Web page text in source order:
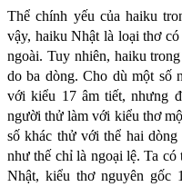
Thể chính yếu của haiku
vậy, haiku Nhật là loại thơ
ngoài. Tuy nhiên, haiku
do ba dòng. Cho dù một số
với kiểu 17 âm tiết, nhưng
người thử làm với kiểu thơ
số khác thử với thể hai
như thế chỉ là ngoại lệ. Ta
Nhật, kiểu thơ nguyên gốc